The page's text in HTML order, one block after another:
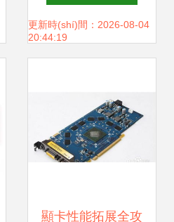
卡評(píng)測(cè)
更新時(shí)間：2026-08-04
20:44:19
顯卡性能拓展全攻